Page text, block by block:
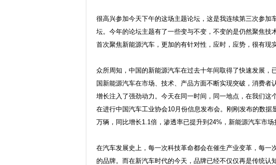
很高兴参加今天下午的这场主题论坛，这是我连续第三次参
坛。今年的论坛主题有了一些变与不变，不变的是仍然聚焦
首次聚焦新能源汽车，更加的有针对性，应时，应势，很有现
众所周知，中国的新能源汽车在过去十年间取得了快速发展
国新能源汽车在市场、技术、产品方面不断实现突破，消费
增长注入了强劲动力。今天在同一时间，同一地点，在我们
在进行中国汽车工业协会10月份信息发布会。刚刚发布的数
万辆，同比增长1.1倍，渗透率已提升到24%，新能源汽车市场
在汽车发展史上，每一次科技革命都会在催生产业变革，每
的品牌。而在新汽车时代的今天，品牌已经不仅仅再是传统